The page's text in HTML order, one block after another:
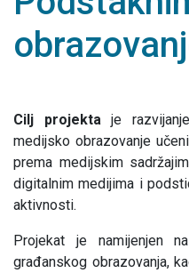
Cilj projekta je
medijsko obrazovanje
prema medijskim
digitalnim medijima i
aktivnosti.
Projekat je namijenjen
građanskog obrazovanja,